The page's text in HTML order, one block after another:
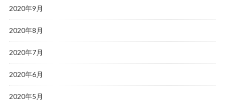
2020年9月
2020年8月
2020年7月
2020年6月
2020年5月